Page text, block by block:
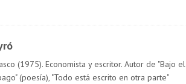
(1975). Economista y escritor. Autor de "Bajo el
(poesía), "Todo está escrito en otra parte"